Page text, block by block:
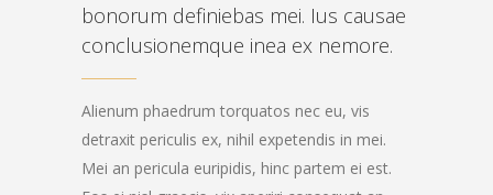
bonorum definiebas mei. Ius causae
conclusionemque inea ex nemore.
Alienum phaedrum torquatos nec eu, vis
detraxit periculis ex, nihil expetendis in mei.
Mei an pericula euripidis, hinc partem ei est.